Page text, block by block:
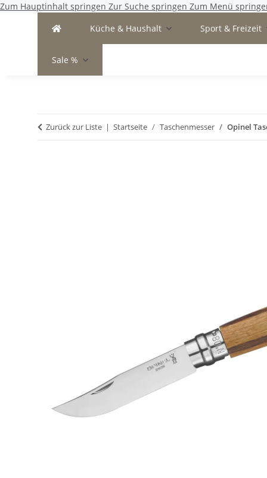
Zum Hauptinhalt springen Zur Suche springen Zum Menü
Küche & Haushalt
Sport & Freizeit
Sale %
Zurück zur Liste Startseite Taschenmesser Opinel